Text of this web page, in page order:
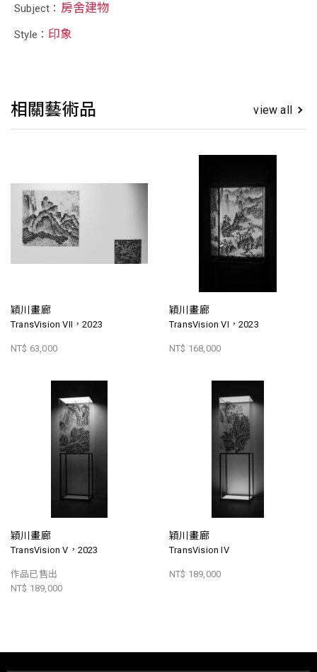
Subject： 房舍建物
Style： 印象
相關藝術品 view all
穎川畫廊
TransVision VII，2023
NT$ 63,000
穎川畫廊
TransVision VI，2023
NT$ 168,000
穎川畫廊
TransVision V，2023
作品已售出
NT$ 189,000
穎川畫廊
TransVision IV
NT$ 189,000